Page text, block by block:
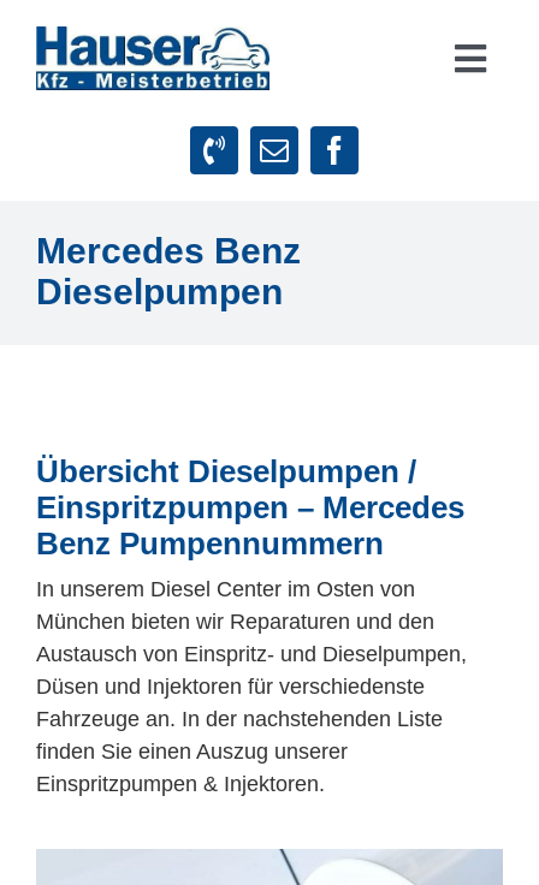
Inhalt
springen
Leistungen
Kundenstimmen
Mitarbeiter
Karriere
Technische Infos
Kontakt & Anfahrt
Mercedes Benz
Dieselpumpen
Übersicht Dieselpumpen /
Einspritzpumpen – Mercedes
Benz Pumpennummern
In unserem Diesel Center im Osten von
München bieten wir Reparaturen und den
Austausch von Einspritz- und Dieselpumpen,
Düsen und Injektoren für verschiedenste
Fahrzeuge an. In der nachstehenden Liste
finden Sie einen Auszug unserer
Einspritzpumpen & Injektoren.